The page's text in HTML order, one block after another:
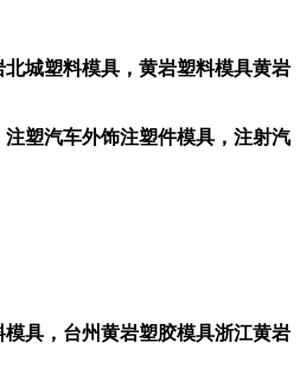
北城塑料模具， 黄岩塑料模具黄岩
塑汽车外饰注塑件模具，注射汽
具， 台州黄岩塑胶模具浙江黄岩